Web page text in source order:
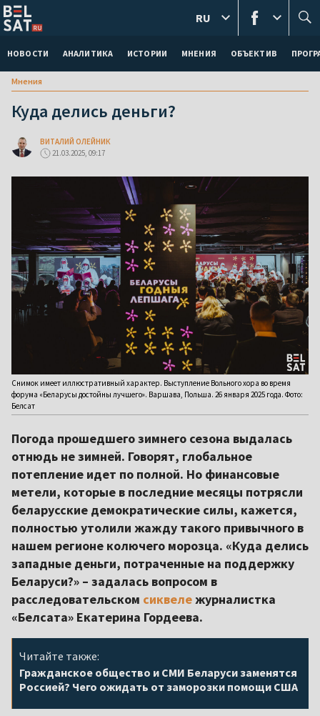
НОВОСТИ АНАЛИТИКА ИСТОРИИ МНЕНИЯ ОБЪЕКТИВ
RU
Мнения
Куда делись деньги?
ВИТАЛИЙ ОЛЕЙНИК
21.03.2025, 09:17
Снимок имеет иллюстративный характер. Выступление Вольного хора во время
форума «Беларусы достойны лучшего». Варшава, Польша. 26 января 2025 года. Фото:
Белсат
Погода прошедшего зимнего сезона выдалась
отнюдь не зимней. Говорят, глобальное
потепление идет по полной. Но финансовые
метели, которые в последние месяцы потрясли
беларусские демократические силы, кажется,
полностью утолили жажду такого привычного в
нашем регионе колючего морозца. «Куда делись
западные деньги, потраченные на поддержку
Беларуси?» – задалась вопросом в
расследовательском сиквележурналистка
«Белсата» Екатерина Гордеева.
Читайте также:
Гражданское общество и СМИ Беларуси заменятся
Россией? Чего ожидать от заморозки помощи США